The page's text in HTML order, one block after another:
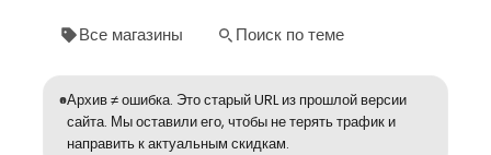
Все магазины Поиск по теме
Архив ≠ ошибка. Это старый URL из прошлой версии
сайта. Мы оставили его, чтобы не терять трафик и
направить к актуальным скидкам.